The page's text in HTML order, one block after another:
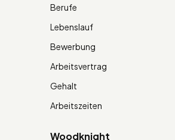
Berufe
Lebenslauf
Bewerbung
Arbeitsvertrag
Gehalt
Arbeitszeiten
Woodknight